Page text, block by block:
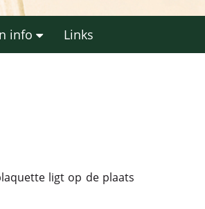
info Links
ligt op de plaats